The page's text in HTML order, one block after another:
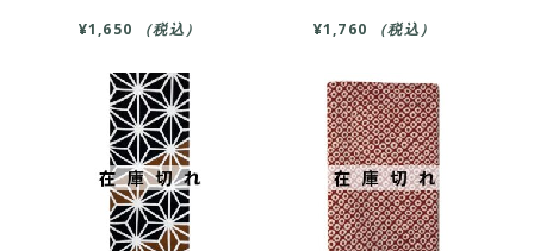
¥1,650 （税込） ¥1,760 （税込）